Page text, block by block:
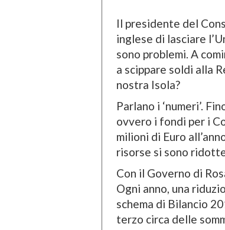
Il presidente del
inglese di lasciare
sono problemi. A
a scippare soldi alla
nostra Isola?
Parlano i ‘numeri’.
ovvero i fondi per i
milioni di Euro
risorse si sono
Con il Governo di
Ogni anno, una
schema di Bilancio
terzo circa delle